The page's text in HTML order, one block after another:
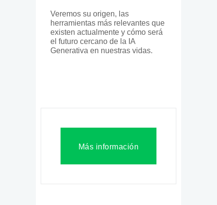
Veremos su origen, las
herramientas más relevantes que
existen actualmente y cómo será
el futuro cercano de la IA
Generativa en nuestras vidas.
Más información